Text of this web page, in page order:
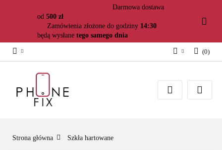
Darmowa dostawa
od 500 zł
Zamówienia złożone do godziny 14:30
będą wysłane tego samego dnia
Załóż konto
(0)
Strona główna Szkła hartowane